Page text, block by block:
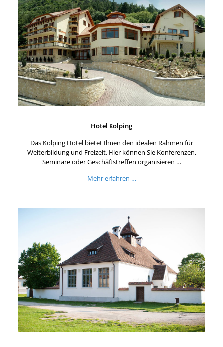
Hotel Kolping
Das Kolping Hotel bietet Ihnen den idealen Rahmen für
Weiterbildung und Freizeit. Hier können Sie Konferenzen,
Seminare oder Geschäftstreffen organisieren …
Mehr erfahren …